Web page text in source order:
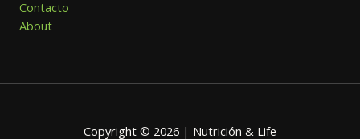
Contacto
About
Copyright © 2026 | Nutrición & Life